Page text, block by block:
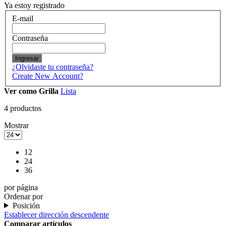
Ya estoy registrado
E-mail
Contraseña
Ingresar
¿Olvidaste tu contraseña?
Create New Account?
Ver como Grilla Lista
4 productos
Mostrar
12
24
36
por página
Ordenar por
Posición
Establecer dirección descendente
Comparar artículos